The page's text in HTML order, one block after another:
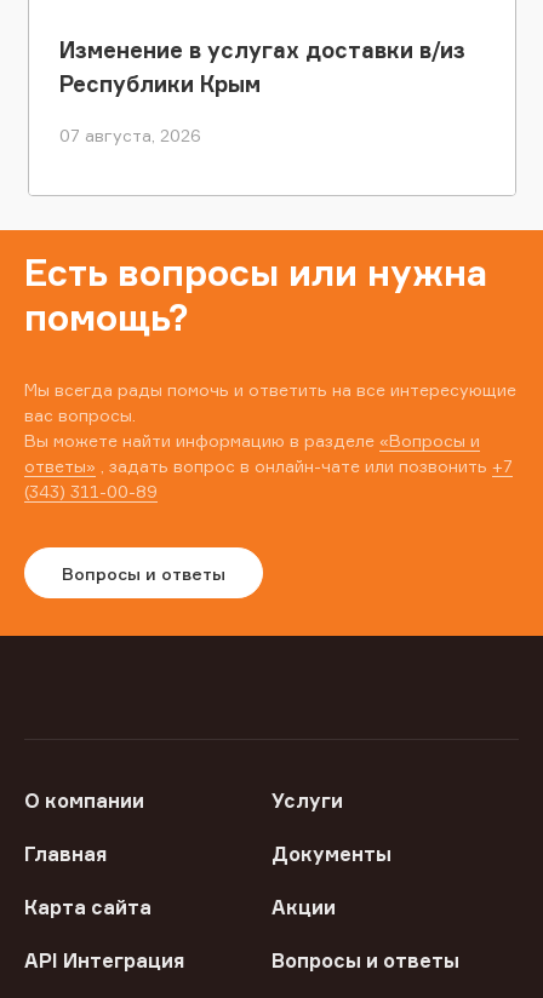
Изменение в услугах доставки в/из
Республики Крым
07 августа, 2026
Есть вопросы или нужна
помощь?
Мы всегда рады помочь и ответить на все интересующие
вас вопросы.
Вы можете найти информацию в разделе «Вопросы и
ответы» , задать вопрос в онлайн-чате или позвонить +7
(343) 311-00-89
Вопросы и ответы
О компании Услуги
Главная Документы
Карта сайта Акции
API Интеграция Вопросы и ответы